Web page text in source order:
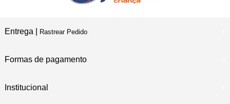
Entrega | Rastrear Pedido
Formas de pagamento
Institucional